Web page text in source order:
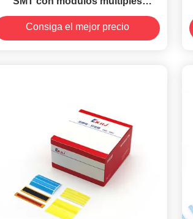
diseñadas para cortar cintas
portadoras de 8/12/16/24/32/44 mm
Consiga el mejor precio